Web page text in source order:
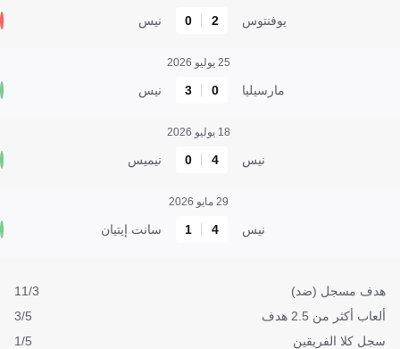
يوفنتوس 2
0 نيس
25 يوليو 2026
مارسيليا 0
3 نيس
18 يوليو 2026
نيس 4
0 نيميس
29 مايو 2026
نيس 4
1 سانت إيتيان
هدف مسجل (ضد)
11/3
ألعاب أكثر من 2.5 هدف
3/5
سجل كلا الفريقين
1/5